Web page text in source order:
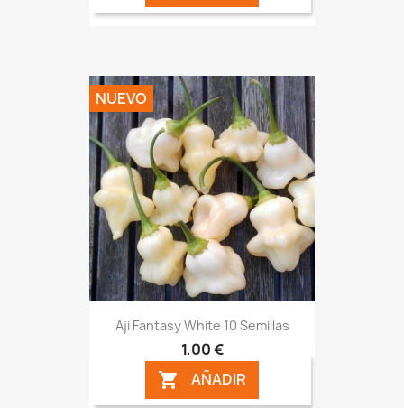
Aji Fantasy White 10 Semillas
1,00 €
 AÑADIR
NUEVO